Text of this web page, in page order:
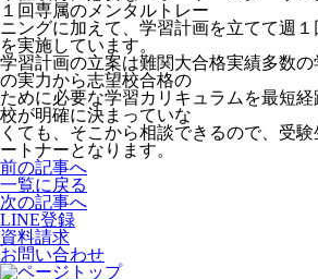
１回専属のメンタルトレー
ニングに加えて、学習計画を立てて週
を実施しています。
学習計画の立案は難関大合格実績多数
の実力から志望校合格の
ために必要な学習カリキュラムを最短
校が明確に決まっていな
くても、そこから相談できるので、受
ートナーとなります。
前の記事へ
一覧に戻る
次の記事へ
LINE登録
資料請求
お問い合わせ